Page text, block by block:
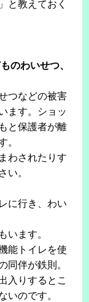
と教えておく
のわいせつ、
つなどの被害
ます。ショッ
と保護者が離
。
わされたりす
い。
に行き、わい
います。
能トイレを使
同伴が鉄則。
入りするとこ
いのです。